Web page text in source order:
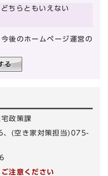
どちらともいえない
後のホームページ運営の
政策課
(空き家対策担当)075-
注意ください